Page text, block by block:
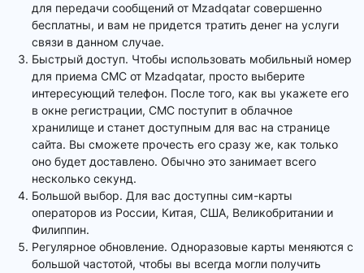
для передачи сообщений от Mzadqatar совершенно
бесплатны, и вам не придется тратить денег на услуги
связи в данном случае.
Быстрый доступ. Чтобы использовать мобильный номер
для приема СМС от Mzadqatar, просто выберите
интересующий телефон. После того, как вы укажете его
в окне регистрации, СМС поступит в облачное
хранилище и станет доступным для вас на странице
сайта. Вы сможете прочесть его сразу же, как только
оно будет доставлено. Обычно это занимает всего
несколько секунд.
Большой выбор. Для вас доступны сим-карты
операторов из России, Китая, США, Великобритании и
Филиппин.
Регулярное обновление. Одноразовые карты меняются с
большой частотой, чтобы вы всегда могли получить